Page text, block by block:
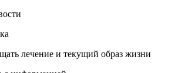
лечение и текущий образ жизни